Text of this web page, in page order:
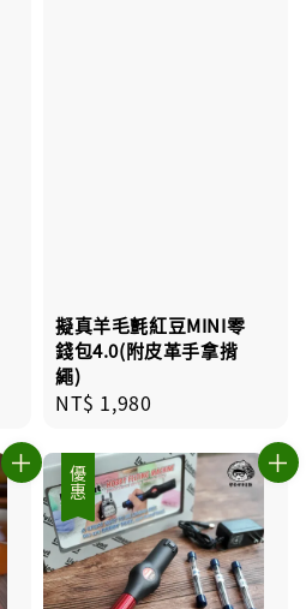
擬真羊毛氈紅豆MINI零
錢包4.0(附皮革手拿揹
繩)
Regular
NT$ 1,980
優惠